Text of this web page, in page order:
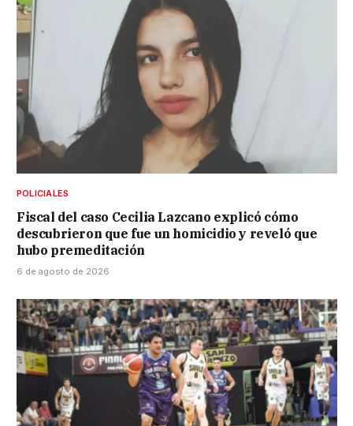
POLICIALES
Fiscal del caso Cecilia Lazcano explicó cómo
descubrieron que fue un homicidio y reveló que
hubo premeditación
6 de agosto de 2026